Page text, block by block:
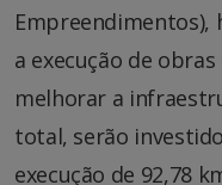
Empreendimentos),
a execução de
melhorar a
total, serão
execução de 92,78